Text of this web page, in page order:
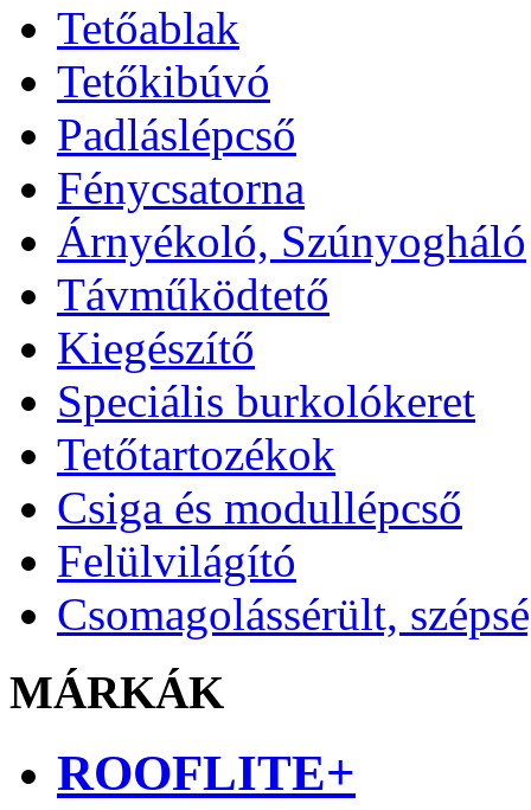
Tetőablak
Tetőkibúvó
Padláslépcső
Fénycsatorna
Árnyékoló, Szúnyogháló
Távműködtető
Kiegészítő
Speciális burkolókeret
Tetőtartozékok
Csiga és modullépcső
Felülvilágító
Csomagolássérült,
MÁRKÁK
ROOFLITE+